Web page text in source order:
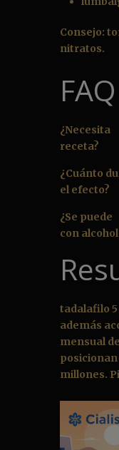
Consejo:
nitratos.
FAQ
¿Necesita
receta?
¿Cuánto
el efecto?
¿Se puede
con
tadalafilo
además
mensual
millones.